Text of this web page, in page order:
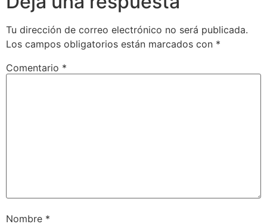
Tu dirección de correo electrónico no será publicada.
Los campos obligatorios están marcados con *
Comentario *
Nombre *